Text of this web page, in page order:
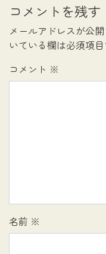
コメントを残す
メールアドレスが公
いている欄は必須項
コメント ※
名前 ※